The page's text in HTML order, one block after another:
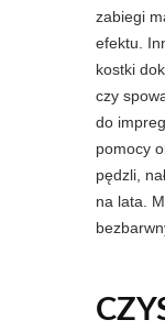
zabiegi
efektu.
kostki
czy
do
pomocy
pędzli,
na lata.